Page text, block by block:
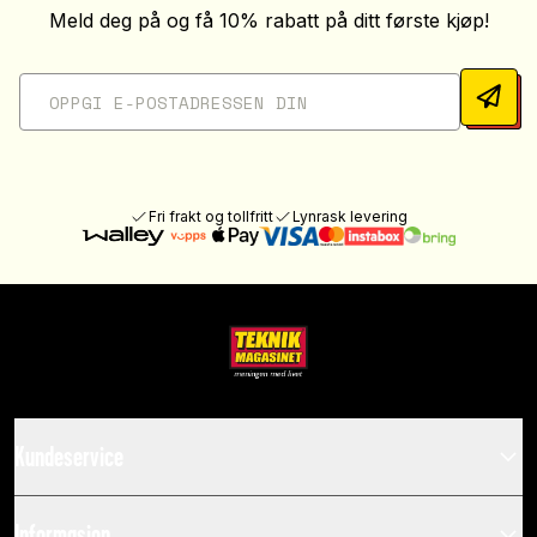
Meld deg på og få 10% rabatt på ditt første kjøp!
Fri frakt og tollfritt Lynrask levering